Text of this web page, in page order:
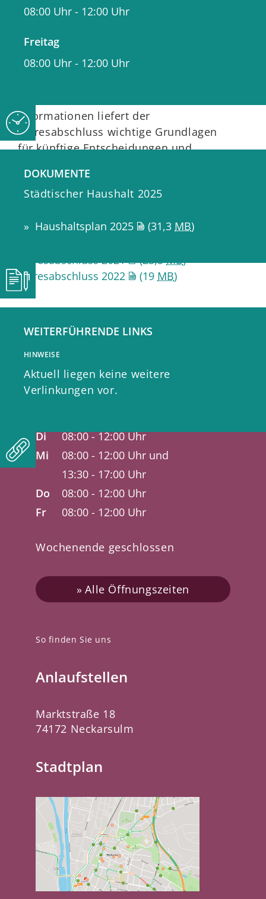
Haushaltsplan. Mithilfe des
Jahresabschlusses wird
nachgewiesen, ob die
Haushaltswirtschaft gemäß den
Vorgaben des Haushaltsplans und
Informationen liefert der
Jahresabschluss wichtige Grundlagen
für künftige Entscheidungen und
Jahresrechnung 2019 mit Deckblatt und
Jahresrechnung 2020 mit Deckblatt und
Jahresabschluss 2021
(23,5MB)
Jahresabschluss 2022
(19 MB)
WEITERFÜHRENDE LINKS
HINWEISE
Aktuell liegen keine weitere
Verlinkungen vor.
DOKUMENTE
Städtischer Haushalt 2025
Haushaltsplan 2025 (31,3 MB)
08:00 Uhr - 12:00 Uhr
Freitag
08:00 Uhr - 12:00 Uhr
So finden Sie uns
Anlaufstellen
Marktstraße 18
74172 Neckarsulm
Stadtplan
Öffnungszeiten
Di
08:00 - 12:00 Uhr
Mi
08:00 - 12:00 Uhr und
13:30 - 17:00 Uhr
Do
08:00 - 12:00 Uhr
Fr
08:00 - 12:00 Uhr
Wochenende geschlossen
Alle Öffnungszeiten